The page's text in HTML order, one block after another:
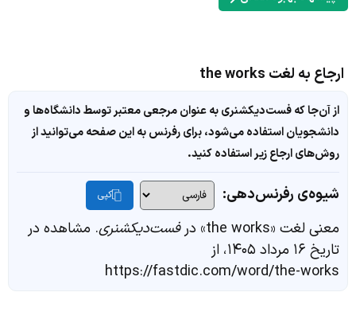
ارجاع به لغت the works
از آن‌جا که فست‌دیکشنری به عنوان مرجعی معتبر توسط دانشگاه‌ها و
دانشجویان استفاده می‌شود، برای رفرنس به این صفحه می‌توانید از
روش‌های ارجاع زیر استفاده کنید.
شیوه‌ی رفرنس‌دهی: کپی
معنی لغت «the works» در فست‌دیکشنری. مشاهده در
تاریخ ۱۶ مرداد ۱۴۰۵، از
https://fastdic.com/word/the-works